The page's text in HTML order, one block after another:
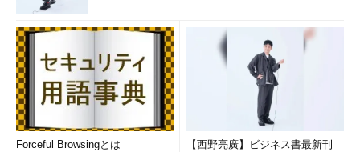
Forceful Browsingとは
【西野亮廣】ビジネス書最新刊